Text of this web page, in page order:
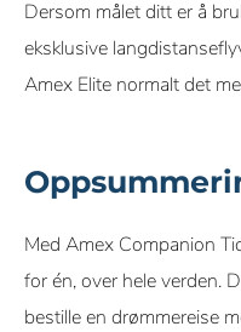
Dersom målet ditt er å
eksklusive
Amex Elite normalt det
Med Amex Companion
for én, over hele verden.
bestille en drømmereise